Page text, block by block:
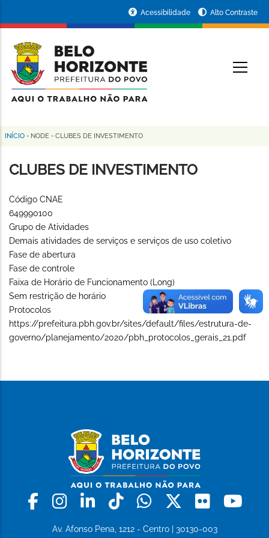
conteúdo
principal
da
Prefeitura
de
Horizonte
Acessibilidade Alto Contraste
Trilha
de
INÍCIO - NODE - CLUBES DE INVESTIMENTO
CLUBES DE INVESTIMENTO
Código CNAE
649990100
Grupo de Atividades
Demais atividades de serviços e serviços de uso coletivo
Fase de abertura
Fase de controle
Faixa de Horário de Funcionamento (Long)
Sem restrição de horário
Protocolos
https://prefeitura.pbh.gov.br/sites/default/files/estrutura-de-
governo/planejamento/2020/pbh_protocolos_gerais_21.pdf
Facebook
Instagram
LinkedinTiktokWhatsapp
X Flickr
Av. Afonso Pena, 1212 - Centro | 30130-003